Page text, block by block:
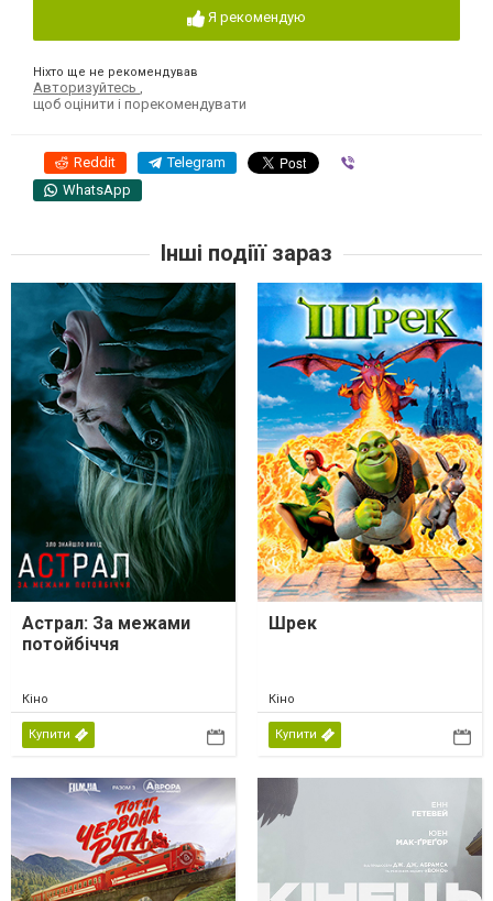
Я рекомендую
Ніхто ще не рекомендував
Авторизуйтесь
щоб оцінити і порекомендувати
Reddit Telegram
WhatsApp
Інші подіїї зараз
Астрал: За межами
потойбіччя
Кіно
Купити
Шрек
Кіно
Купити